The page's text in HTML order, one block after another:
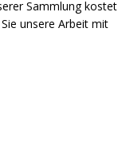
Sammlung kostet
unsere Arbeit mit